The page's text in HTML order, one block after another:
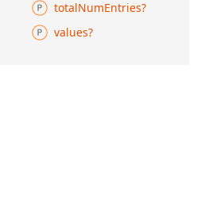
totalNumEntries?
values?